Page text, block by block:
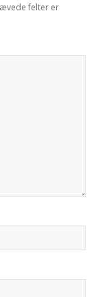
felter er